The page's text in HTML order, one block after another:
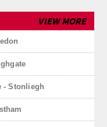
VIEW MORE
- Stonliegh